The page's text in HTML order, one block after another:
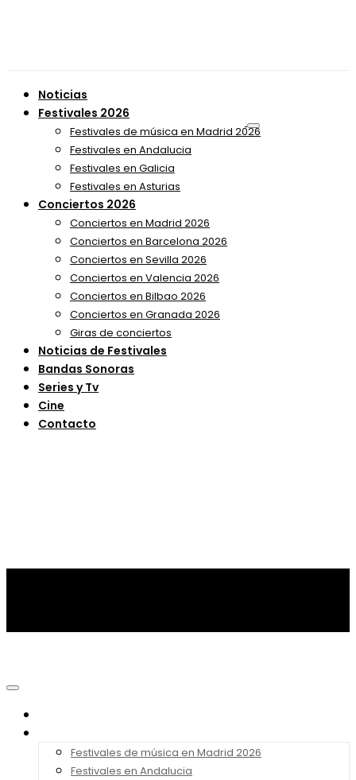
Noticias
Festivales 2026
Festivales de música en Madrid 2026
Festivales en Andalucia
Festivales en Galicia
Festivales en Asturias
Conciertos 2026
Conciertos en Madrid 2026
Conciertos en Barcelona 2026
Conciertos en Sevilla 2026
Conciertos en Valencia 2026
Conciertos en Bilbao 2026
Conciertos en Granada 2026
Giras de conciertos
Noticias de Festivales
Bandas Sonoras
Series y Tv
Cine
Contacto
Festivales de música en Madrid 2026
Festivales en Andalucia